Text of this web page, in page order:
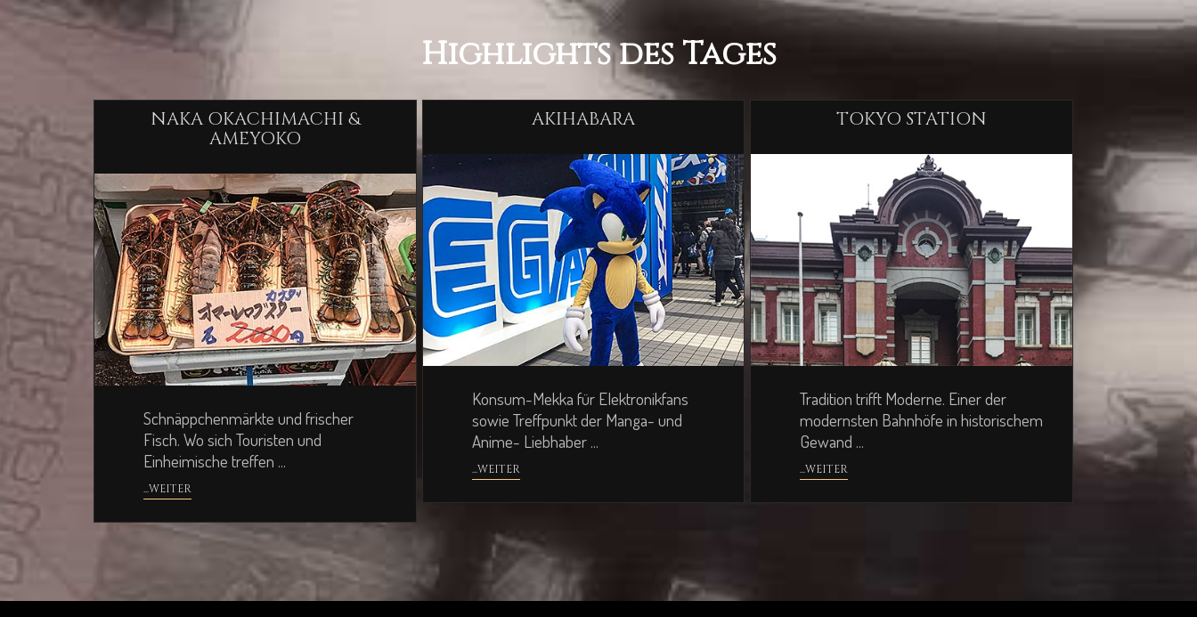
Highlights des Tages
NAKA OKACHIMACHI &
AMEYOKO
Schnäppchenmärkte und frischer
Fisch. Wo sich Touristen und
Einheimische treffen ...
...WEITER
AKIHABARA
Konsum-Mekka für Elektronikfans
sowie Treffpunkt der Manga- und
Anime- Liebhaber ...
...WEITER
TOKYO STATION
Tradition trifft Moderne. Einer der
modernsten Bahnhöfe in historischem
Gewand ...
...WEITER